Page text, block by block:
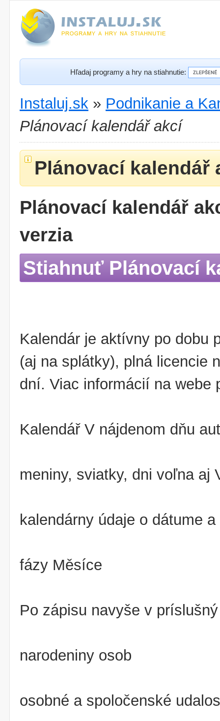
Hľadaj programy a hry na stiahnutie:
Instaluj.sk » Podnikanie a
Plánovací kalendář akcí
Plánovací kalendář
Plánovací kalendář
verzia
Stiahnuť Plánovací
Kalendár je aktívny po dobu
(aj na splátky), plná licencie
dní. Viac informácií na webe
Kalendář V nájdenom dňu
meniny, sviatky, dni voľna aj
kalendárny údaje o dátume
fázy Měsíce
Po zápisu navyše v
narodeniny osob
osobné a spoločenské